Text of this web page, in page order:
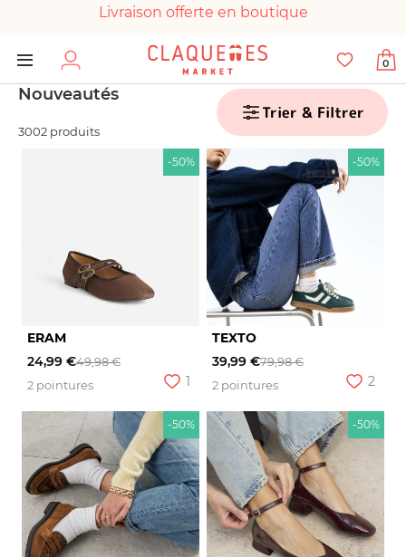
Livraison offerte en boutique
Paiement 100% sécurisé
Chaussures garanties en parfait état
0
Nouveautés
3002 produits
Trier & Filtrer
-50%
ERAM
24,99 €49,98 €
2 pointures
1
-50%
TEXTO
39,99 €79,98 €
2 pointures
2
-50% -50%